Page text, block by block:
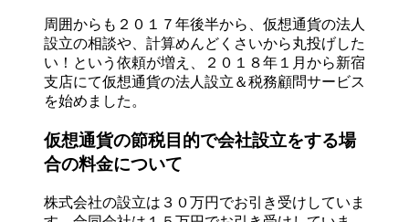
周囲からも２０１７年後半から、仮想通貨の法人
設立の相談や、計算めんどくさいから丸投げした
い！という依頼が増え、２０１８年１月から新宿
支店にて仮想通貨の法人設立＆税務顧問サービス
を始めました。
仮想通貨の節税目的で会社設立をする場
合の料金について
株式会社の設立は３０万円でお引き受けしていま